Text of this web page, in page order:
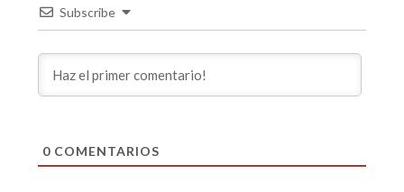
Subscribe
0COMENTARIOS